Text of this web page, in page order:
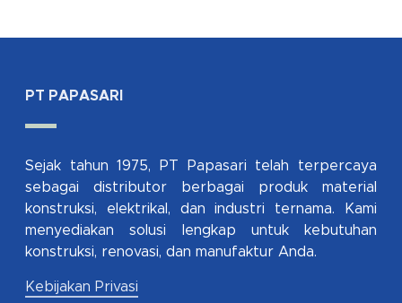
PT PAPASARI
Sejak tahun 1975, PT Papasari telah terpercaya
sebagai distributor berbagai produk material
konstruksi, elektrikal, dan industri ternama. Kami
menyediakan solusi lengkap untuk kebutuhan
konstruksi, renovasi, dan manufaktur Anda.
Kebijakan Privasi